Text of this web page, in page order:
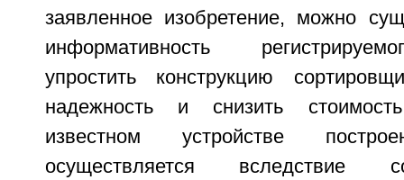
заявленное изобретение, можно
информативность
упростить конструкцию
надежность и снизить
известном устройстве
осуществляется вследствие